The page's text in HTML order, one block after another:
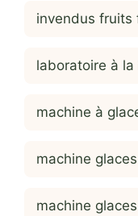
invendus fruits
laboratoire à la
machine à
machine
machine